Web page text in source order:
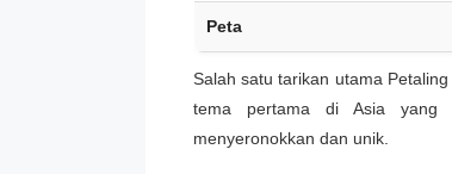
Peta
Salah satu tarikan utama
tema pertama di Asia yang
menyeronokkan dan unik.